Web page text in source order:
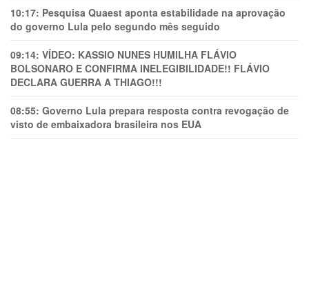
10:17: Pesquisa Quaest aponta estabilidade na aprovação
do governo Lula pelo segundo mês seguido
09:14: VÍDEO: KASSIO NUNES HUMlLHA FLÁVIO
BOLSONARO E CONFIRMA INELEGIBILIDADE!! FLÁVIO
DECLARA GUERRA A THIAGO!!!
08:55: Governo Lula prepara resposta contra revogação de
visto de embaixadora brasileira nos EUA